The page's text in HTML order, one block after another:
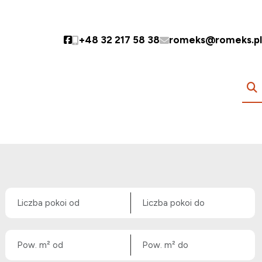
Social link
+48 32 217 58 38 romeks@romeks.pl